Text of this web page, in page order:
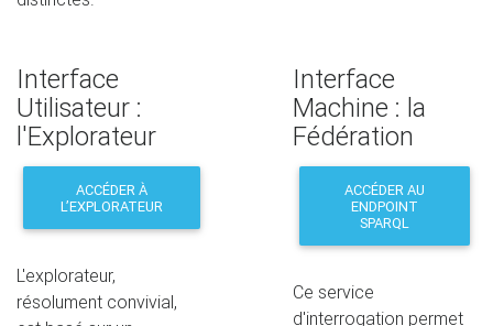
Interface
Machine : la
Fédération
ACCÉDER AU
ENDPOINT
SPARQL
Ce service
d'interrogation permet
Interface
Utilisateur :
l'Explorateur
ACCÉDER À
L’EXPLORATEUR
L'explorateur,
résolument convivial,